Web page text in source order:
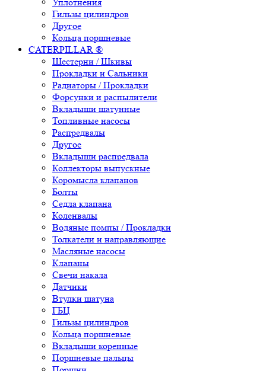
Гильзы цилиндров
Другое
Кольца поршневые
CATERPILLAR ®
Шестерни / Шкивы
Прокладки и Сальники
Радиаторы / Прокладки
Форсунки и распылители
Вкладыши шатунные
Топливные насосы
Распредвалы
Другое
Вкладыши распредвала
Коллекторы выпускные
Коромысла клапанов
Болты
Седла клапана
Коленвалы
Водяные помпы / Прокладки
Толкатели и направляющие
Масляные насосы
Клапаны
Свечи накала
Датчики
Втулки шатуна
ГБЦ
Гильзы цилиндров
Кольца поршневые
Вкладыши коренные
Поршневые пальцы